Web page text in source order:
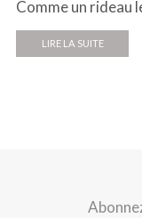
Comme un rideau
LIRE LA SUITE